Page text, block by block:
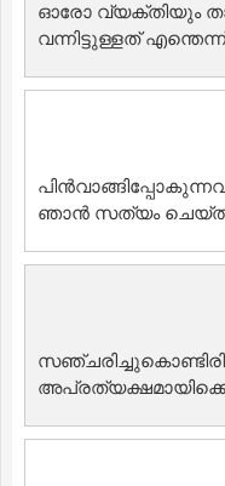
ഓരോ വ്യക്തിയും
വന്നിട്ടുള്ളത്
ഞാന്‍ സത്യം